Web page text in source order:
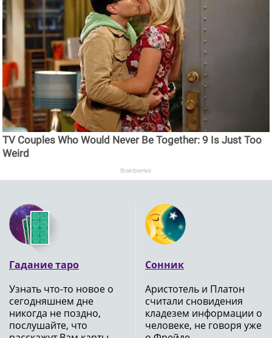
TV Couples Who Would Never Be Together: 9 Is Just Too
Weird
Brainberries
Гадание таро
Узнать что-то новое о
сегодняшнем дне
никогда не поздно,
послушайте, что
Сонник
Аристотель и Платон
считали сновидения
кладезем информации о
человеке, не говоря уже